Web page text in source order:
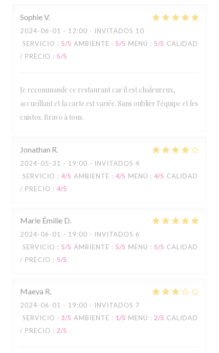
SophieV
2024-06-01 - 12:00 - INVITADOS 10
SERVICIO : 5/5 AMBIENTE : 5/5 MENÚ : 5/5 CALIDAD
/ PRECIO : 5/5
Je recommande ce restaurant car il est chaleureux,
accueillant et la carte est variée. Sans oublier l'équipe et les
cuistos. Bravo à tous.
Jonathan R
2024-05-31 - 19:00 - INVITADOS 4
SERVICIO : 4/5 AMBIENTE : 4/5 MENÚ : 4/5 CALIDAD
/ PRECIO : 4/5
Marie Émilie D
2024-06-01 - 19:00 - INVITADOS 6
SERVICIO : 5/5 AMBIENTE : 5/5 MENÚ : 5/5 CALIDAD
/ PRECIO : 5/5
Maeva R
2024-06-01 - 19:00 - INVITADOS 7
SERVICIO : 3/5 AMBIENTE : 1/5 MENÚ : 2/5 CALIDAD
/ PRECIO : 2/5